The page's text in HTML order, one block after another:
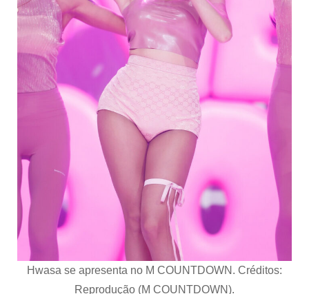
Hwasa se apresenta no M COUNTDOWN. Créditos:
Reprodução (M COUNTDOWN).